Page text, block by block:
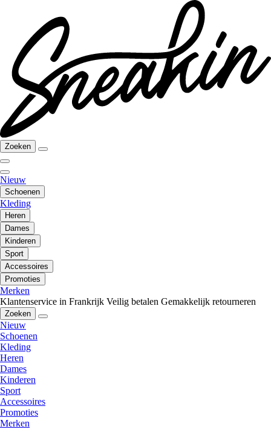
Zoeken
Nieuw
Schoenen
Kleding
Heren
Dames
Kinderen
Sport
Accessoires
Promoties
Merken
Klantenservice in Frankrijk Veilig betalen Gemakkelijk retourneren
Zoeken
Nieuw
Schoenen
Kleding
Heren
Dames
Kinderen
Sport
Accessoires
Promoties
Merken